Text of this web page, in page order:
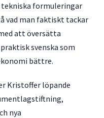
tekniska formuleringar
vad man faktiskt tackar
att översätta
svenska som
bättre.
Kristoffer löpande
nya